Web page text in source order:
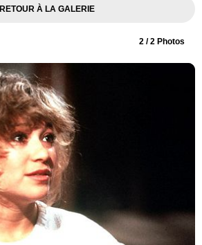
RETOUR À LA GALERIE
2 / 2 Photos